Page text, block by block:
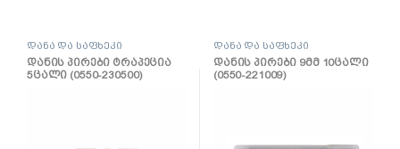
დანა და საფხეკი
დანის პირები ტრაპეცია
5ცალი (0550-230500)
დანა და საფხეკი
დანის პირები 9მმ 10ცალი
(0550-221009)